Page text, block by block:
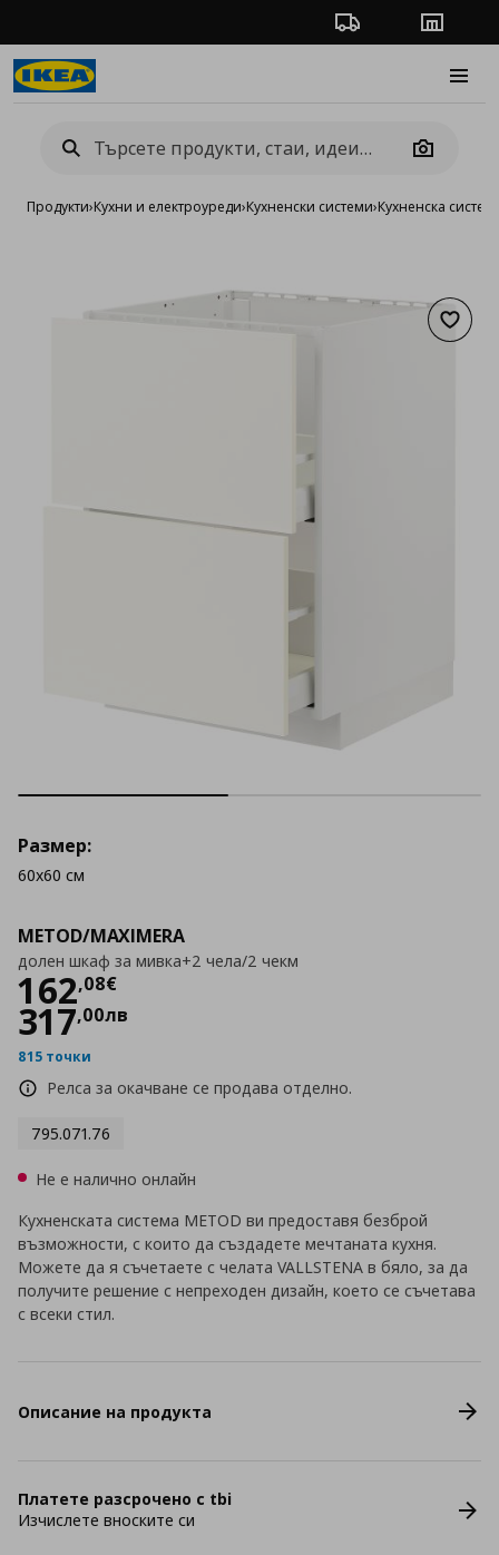
Проследяване на
Camera
Продукти›Кухни и електроуреди›Кухненски системи›Кухненска
METOD/MAXIMERA
долен шкаф за мивка+2 чела/2 чекм
162,08€
Цена
317,00лв
815 точки
Релса за окачване се продава отделно.
795.071.76
Размер:
60x60 см
Не е налично онлайн
Кухненската система METOD ви предоставя безброй
възможности, с които да създадете мечтаната кухня.
Можете да я съчетаете с челата VALLSTENA в бяло, за да
получите решение с непреходен дизайн, което се съчетава
с всеки стил.
Описание на продукта
Платете разсрочено с tbi
Изчислете вноските си